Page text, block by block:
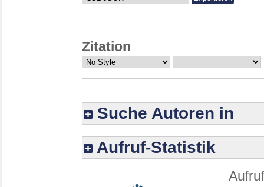
Zitation
Suche Autoren in
Aufruf-Statistik